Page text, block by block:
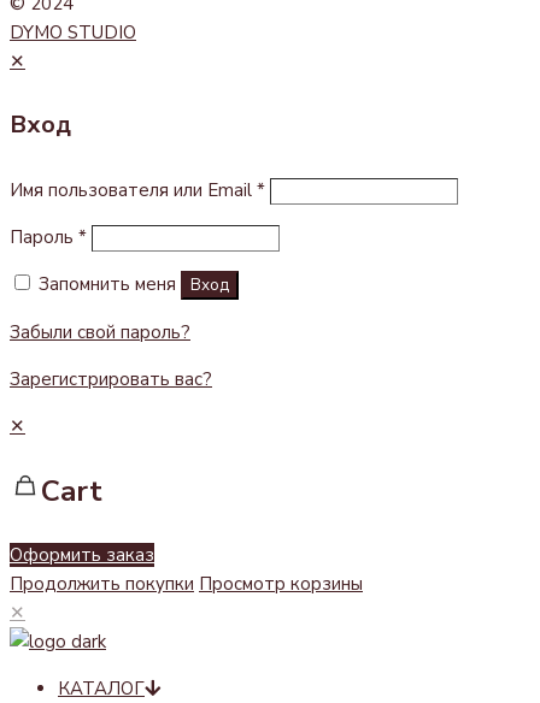
DYMO STUDIO
✕
Вход
Имя пользователя или Email *
Пароль *
Запомнить меня
Вход
Забыли свой пароль?
Зарегистрировать вас?
✕
Cart
Оформить заказ
Продолжить покупки Просмотр корзины
✕
КАТАЛОГ